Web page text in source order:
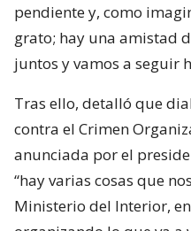
pendiente y, como
grato; hay una amistad
juntos y vamos a seguir
Tras ello, detalló que
contra el Crimen
anunciada por el
“hay varias cosas que
Ministerio del Interior,